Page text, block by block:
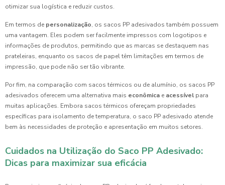
otimizar sua logística e reduzir custos.
Em termos de personalização, os sacos PP adesivados também possuem
uma vantagem. Eles podem ser facilmente impressos com logotipos e
informações de produtos, permitindo que as marcas se destaquem nas
prateleiras, enquanto os sacos de papel têm limitações em termos de
impressão, que pode não ser tão vibrante.
Por fim, na comparação com sacos térmicos ou de alumínio, os sacos PP
adesivados oferecem uma alternativa mais econômica e acessível para
muitas aplicações. Embora sacos térmicos ofereçam propriedades
específicas para isolamento de temperatura, o saco PP adesivado atende
bem às necessidades de proteção e apresentação em muitos setores.
Cuidados na Utilização do Saco PP Adesivado:
Dicas para maximizar sua eficácia